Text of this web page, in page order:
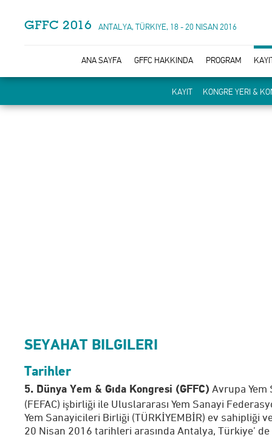
GFFC 2016 ANTALYA, TÜRKIYE, 18 - 20 NISAN 2016
ANA SAYFA GFFC HAKKINDA PROGRAM
KAYIT KONGRE YERI &
SEYAHAT BILGILERI
Tarihler
5. Dünya Yem & Gıda Kongresi (GFFC) Avrupa
(FEFAC) işbirliği ile Uluslararası Yem Sanayi
Yem Sanayicileri Birliği (TÜRKİYEMBİR) ev sahipliği
20 Nisan 2016 tarihleri arasında Antalya, Türkiye’